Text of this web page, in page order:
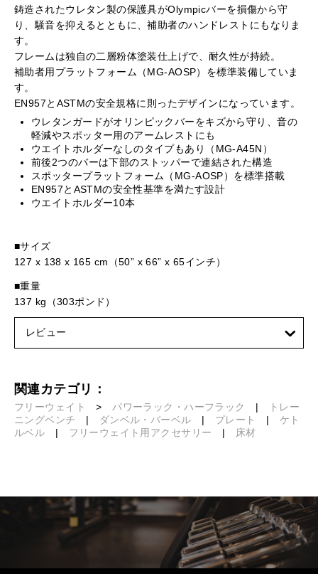
鋳造されたウレタン製の保護具がOlympicバーを損傷から守
り、騒音を抑えるとともに、補助者のハンドレストにもなりま
す。
フレームは独自の二層粉体塗装仕上げで、耐久性が持続。
補助者用プラットフォーム（MG-AOSP）を標準装備していま
す。
EN957とASTMの安全規格に則ったデザインになっています。
ウレタンガードがオリンピックバーをキズから守り、音の
軽減やスポッター用のアームレストにも
ウエイトホルダーなしのタイプもあり（MG-A45N）
前後2つのバーは下部のストッパーで連結された構造
スポッタープラットフォーム（MG-AOSP）を標準搭載
EN957とASTMの安全性基準を満たす設計
ウエイトホルダー10本
■サイズ
127 x 138 x 165 cm（50” x 66” x 65インチ）
■重量
137 kg（303ポンド）
レビュー
関連カテゴリ：
フリーウェイト > パワーラック・ハーフラック |
トレー
ニングベンチ | ダンベル・バーベル | プレート | ケト
ルベル | フリーウェイト用アクセサリー | 床材